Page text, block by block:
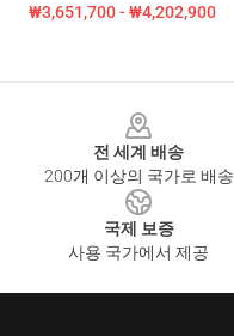
₩3,651,700 - ₩4,202,900
전 세계 배송
200개 이상의 국가로 배송
국제 보증
사용 국가에서 제공